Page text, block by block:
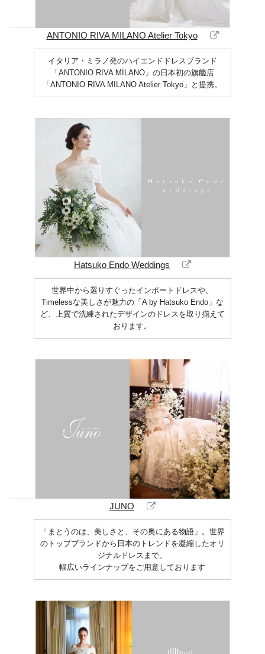
ANTONIO RIVA MILANO Atelier Tokyo
イタリア・ミラノ発のハイエンドドレスブランド
「ANTONIO RIVA MILANO」の日本初の旗艦店
「ANTONIO RIVA MILANO Atelier Tokyo」と提携。
Hatsuko Endo Weddings
世界中から選りすぐったインポートドレスや、
Timelessな美しさが魅力の「A by Hatsuko Endo」な
ど、上質で洗練されたデザインのドレスを取り揃えて
おります。
JUNO
「まとうのは、美しさと、その奥にある物語」。世界
のトップブランドから日本のトレンドを凝縮したオリ
ジナルドレスまで。
幅広いラインナップをご用意しております